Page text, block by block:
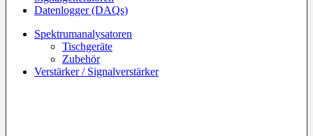
Datenlogger (DAQs)
Spektrumanalysatoren
Tischgeräte
Zubehör
Verstärker / Signalverstärker